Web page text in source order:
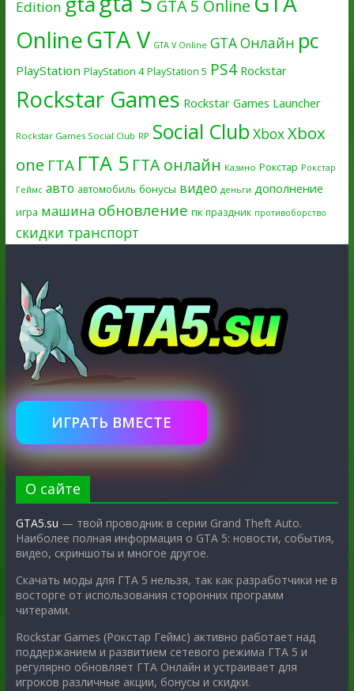
Edition GTA 5 Online
OnlineGTA V GTA V Online GTA Онлайн pc
PlayStation PlayStation 4 PlayStation 5 PS4 Rockstar
Rockstar Games Rockstar Games Launcher
Rockstar Games Social Club RP Social Club XboxXbox
one ГТА ГТА 5 ГТА онлайн Казино Рокстар Рокстар
Геймс авто автомобиль бонусы видео деньги дополнение
игра машина обновление пк праздник противоборство
скидки транспорт
ИГРАТЬ ВМЕСТЕ
О сайте
GTA5.su — твой проводник в серии Grand Theft Auto.
Наиболее полная информация о GTA 5: новости, события,
видео, скриншоты и многое другое.
Скачать моды для ГТА 5 нельзя, так как разработчики не в
восторге от использования сторонних программ
читерами.
Rockstar Games (Рокстар Геймс) активно работает над
поддержанием и развитием сетевого режима ГТА 5 и
регулярно обновляет ГТА Онлайн и устраивает для
игроков различные акции, бонусы и скидки.